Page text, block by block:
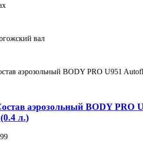
вал
аэрозольный BODY PRO
л.)